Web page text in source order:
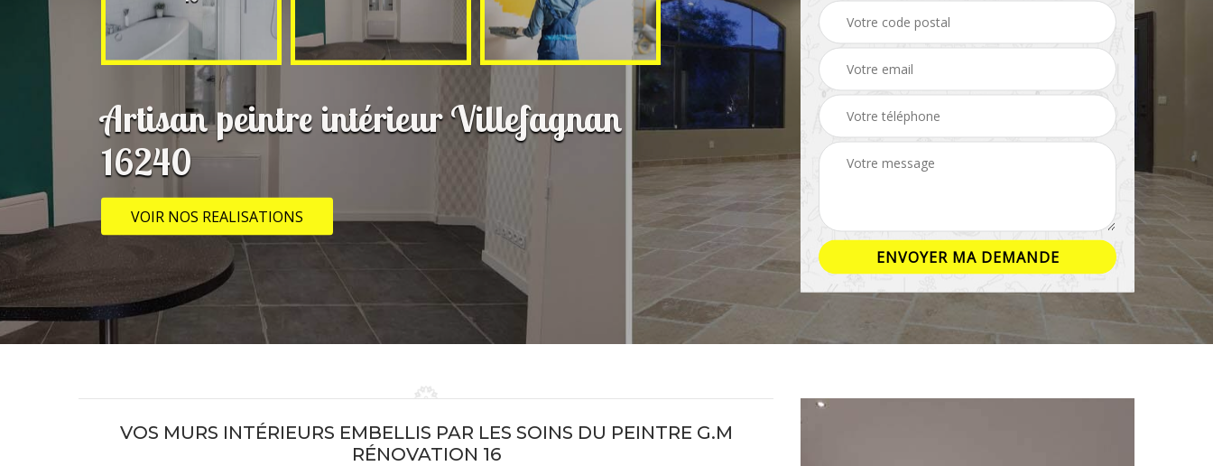
Artisan peintre intérieur Villefagnan
16240
VOIR NOS REALISATIONS
VOS MURS INTÉRIEURS EMBELLIS PAR LES SOINS DU PEINTRE G.M
RÉNOVATION 16